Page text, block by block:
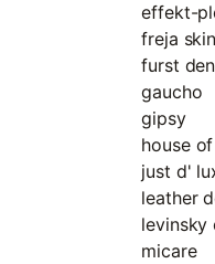
effekt-
freja
furst
gaucho
gipsy
house
just d'
leather
levinsky
micare